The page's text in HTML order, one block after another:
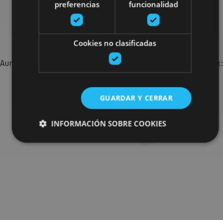
Bilatu plan gehiago
Aurkitu zure bidaia Nafarroan osatzeko planak eta iradokizunak:
jarduera antolatuak, bisitak eta agendaren ekitaldi
garrantzitsuenak.
Joan planen bilatzailera
preferencias
funcionalidad
Cookies no clasificadas
GUARDAR Y CERRAR
INFORMACIÓN SOBRE COOKIES